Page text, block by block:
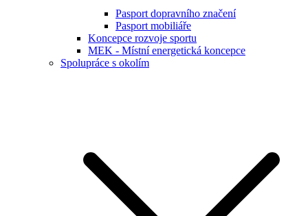
Pasport dopravního značení
Pasport mobiliáře
Koncepce rozvoje sportu
MEK - Místní energetická koncepce
Spolupráce s okolím